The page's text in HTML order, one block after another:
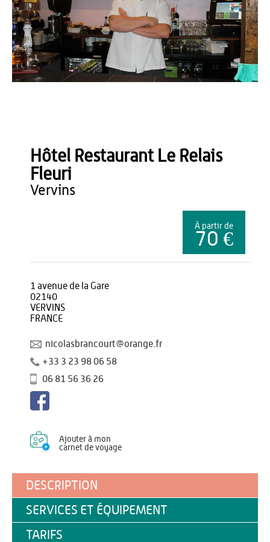
OT du Pays de Thiérache
Hôtel Restaurant Le Relais
Fleuri
vervins
À partir de
70 €
1 avenue de la Gare
02140
VERVINS
FRANCE
nicolasbrancourt@orange.fr
+33 3 23 98 06 58
06 81 56 36 26
Ajouter à mon
carnet de voyage
DESCRIPTION
SERVICES ET ÉQUIPEMENT
TARIFS